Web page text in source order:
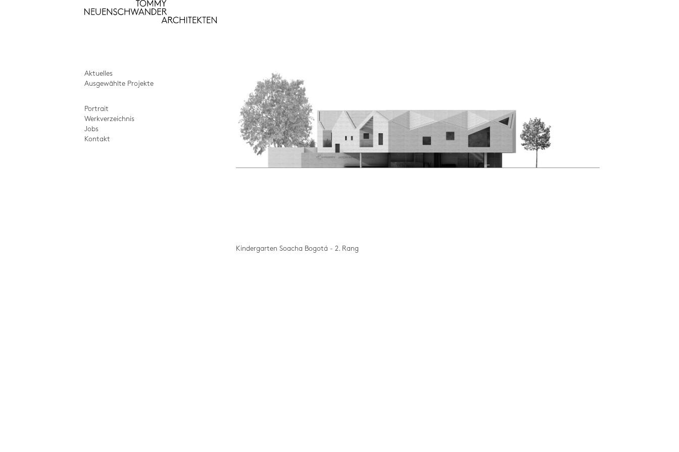
Aktuelles
Ausgewählte Projekte
Portrait
Werkverzeichnis
Jobs
Kontakt
Kindergarten Soacha Bogotá - 2. Rang